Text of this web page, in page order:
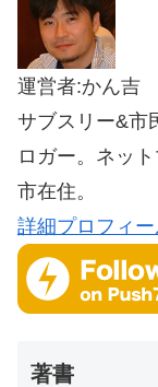
運営者:かん吉
サブスリー&市
ロガー。ネッ
市在住。
詳細プロフィー
著書